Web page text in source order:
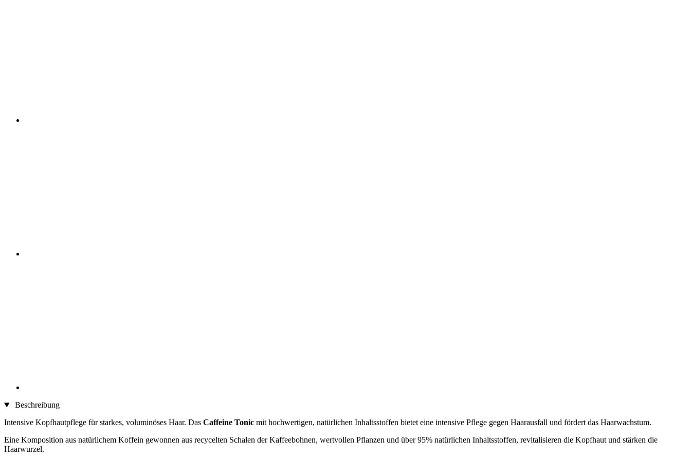
Beschreibung
Intensive Kopfhautpflege für starkes, voluminöses Haar. Das Caffeine Tonic mit hochwertigen, natürlichen Inhaltsstoffen bietet eine intensive Pflege gegen Haarausfall und fördert das Haarwachstum.
Eine Komposition aus natürlichem Koffein gewonnen aus recycelten Schalen der Kaffeebohnen, wertvollen Pflanzen und über 95% natürlichen Inhaltsstoffen, revitalisieren die Kopfhaut und stärken die
Haarwurzel.